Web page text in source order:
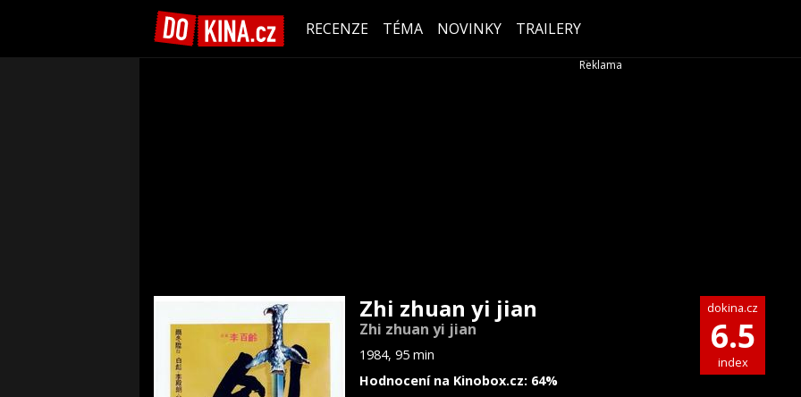
RECENZE TÉMA NOVINKY TRAILERY
Zhi zhuan yi jian
Zhi zhuan yi jian
1984, 95 min
Hodnocení na Kinobox.cz: 64%
dokina.cz
6.5
index